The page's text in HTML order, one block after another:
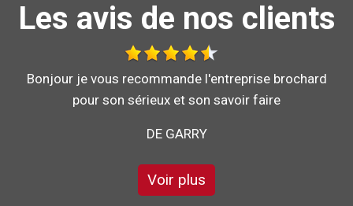
Les avis de nos clients
Au top, je recommande !!
Voir plus